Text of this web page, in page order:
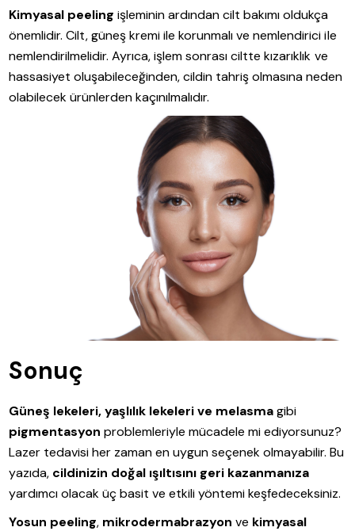
Kimyasal peeling işleminin ardından cilt bakımı oldukça
önemlidir. Cilt, güneş kremi ile korunmalı ve nemlendirici ile
nemlendirilmelidir. Ayrıca, işlem sonrası ciltte kızarıklık ve
hassasiyet oluşabileceğinden, cildin tahriş olmasına neden
olabilecek ürünlerden kaçınılmalıdır.
Sonuç
Güneş lekeleri, yaşlılık lekeleri ve melasmagibi
pigmentasyon problemleriyle mücadele mi ediyorsunuz?
Lazer tedavisi her zaman en uygun seçenek olmayabilir. Bu
yazıda, cildinizin doğal ışıltısını geri kazanmanıza
yardımcı olacak üç basit ve etkili yöntemi keşfedeceksiniz.
Yosun peeling, mikrodermabrazyon ve kimyasal